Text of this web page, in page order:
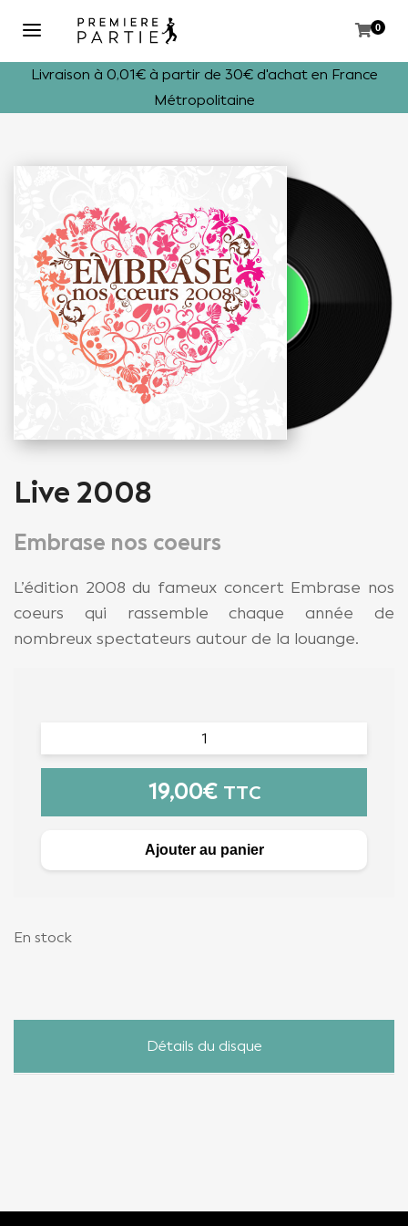
0
Livraison à 0,01€ à partir de 30€ d'achat en France
Métropolitaine
Live 2008
Embrase nos coeurs
L’édition 2008 du fameux concert Embrase nos
coeurs qui rassemble chaque année de
nombreux spectateurs autour de la louange.
19,00€ TTC
Ajouter au panier
En stock
Détails du disque